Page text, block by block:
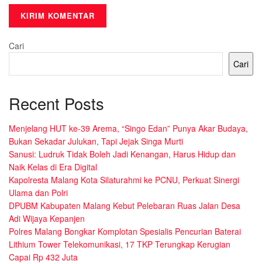
Cari
Cari
Recent Posts
Menjelang HUT ke-39 Arema, “Singo Edan” Punya Akar Budaya,
Bukan Sekadar Julukan, Tapi Jejak Singa Murti
Sanusi: Ludruk Tidak Boleh Jadi Kenangan, Harus Hidup dan
Naik Kelas di Era Digital
Kapolresta Malang Kota Silaturahmi ke PCNU, Perkuat Sinergi
Ulama dan Polri
DPUBM Kabupaten Malang Kebut Pelebaran Ruas Jalan Desa
Adi Wijaya Kepanjen
Polres Malang Bongkar Komplotan Spesialis Pencurian Baterai
Lithium Tower Telekomunikasi, 17 TKP Terungkap Kerugian
Capai Rp 432 Juta